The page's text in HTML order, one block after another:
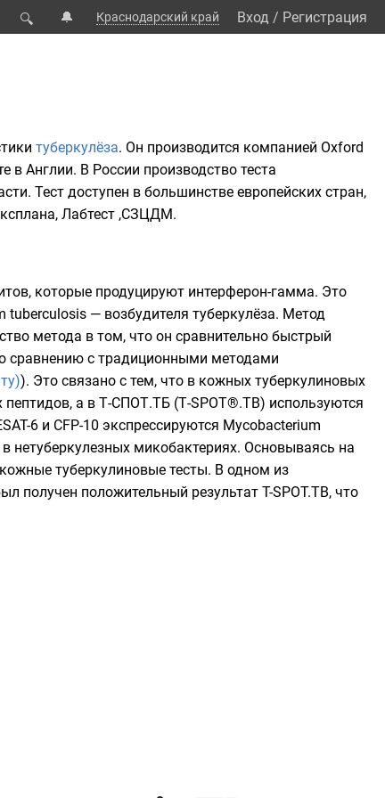
🔍 🔔 Краснодарский край Вход / Регистрация
туберкулёза. Он производится компанией Oxford
Англии. В России производство теста
Тест доступен в большинстве европейских стран,
Лабтест ,СЗЦДМ.
, которые продуцируют интерферон-гамма. Это
tuberculosis — возбудителя туберкулёза. Метод
метода в том, что он сравнительно быстрый
сравнению с традиционными методами
). Это связано с тем, что в кожных туберкулиновых
пептидов, а в Т-СПОТ.ТБ (Т-SPOT®.ТВ) используются
6 и CFP-10 экспрессируются Mycobacterium
нетуберкулезных микобактериях. Основываясь на
туберкулиновые тесты. В одном из
получен положительный результат T-SPOT.TB, что